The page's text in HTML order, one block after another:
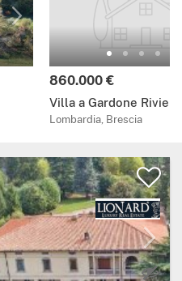
860.000 €
Villa a Gardone Riviera
Lombardia, Brescia